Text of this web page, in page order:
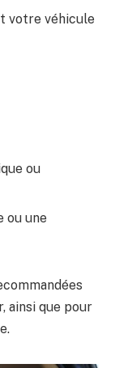
votre véhicule
ou
ou une
ainsi que pour